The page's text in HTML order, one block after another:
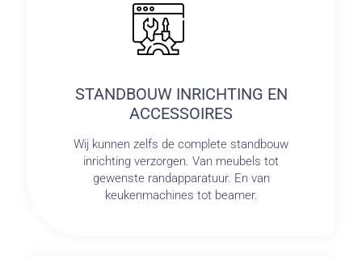
STANDBOUW INRICHTING EN
ACCESSOIRES
Wij kunnen zelfs de complete standbouw
inrichting verzorgen. Van meubels tot
gewenste randapparatuur. En van
keukenmachines tot beamer.